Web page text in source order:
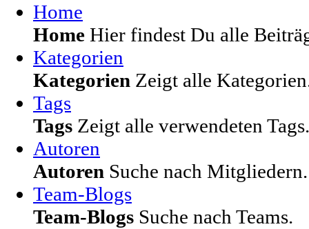
Home
Home Hier findest Du alle
Kategorien
Kategorien Zeigt alle
Tags
Tags Zeigt alle verwendeten Tags.
Autoren
Autoren Suche nach Mitgliedern.
Team-Blogs
Team-Blogs Suche nach Teams.